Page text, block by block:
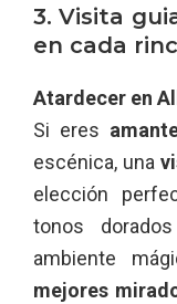
3. Visita
en cada
Atardecer en
Si eres
escénica, una
elección
tonos
ambiente
mejores